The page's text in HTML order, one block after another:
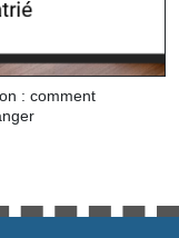
: comment